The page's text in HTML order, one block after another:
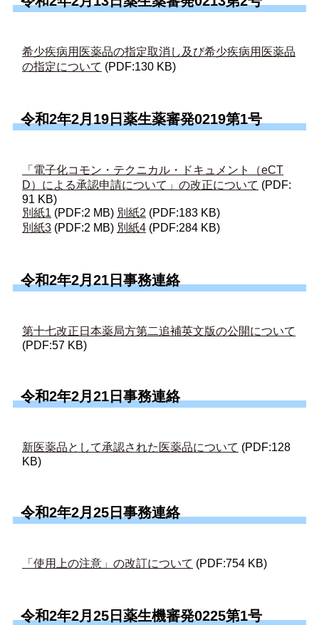
希少疾病用医薬品の指定取消し及び希少疾病用医薬品
の指定について (PDF:130 KB)
令和2年2月19日薬生薬審発0219第1号
「電子化コモン・テクニカル・ドキュメント（eCT
D）による承認申請について」の改正について (PDF:
91 KB)
別紙1 (PDF:2 MB) 別紙2 (PDF:183 KB)
別紙3 (PDF:2 MB) 別紙4 (PDF:284 KB)
令和2年2月21日事務連絡
第十七改正日本薬局方第二追補英文版の公開について
(PDF:57 KB)
令和2年2月21日事務連絡
新医薬品として承認された医薬品について (PDF:128
KB)
令和2年2月25日事務連絡
「使用上の注意」の改訂について (PDF:754 KB)
令和2年2月25日薬生機審発0225第1号